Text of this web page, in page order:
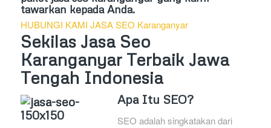
tawarkan kepada Anda.
HUBUNGI KAMI JASA SEO Karanganyar
Sekilas Jasa Seo
Karanganyar Terbaik Jawa
Tengah Indonesia
Apa Itu SEO?
SEO adalah singkatakan dari